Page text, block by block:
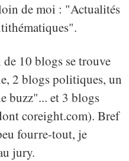
de moi : "Actualités
10 blogs se trouve
2 blogs politiques, un
buzz"... et 3 blogs
coreight.com). Bref
fourre-tout, je
jury.